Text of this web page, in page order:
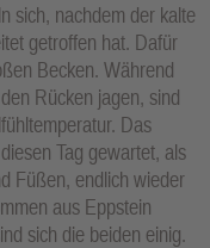
sich, nachdem der kalte
getroffen hat. Dafür
Becken. Während
Rücken jagen, sind
Das
Tag gewartet, als
Füßen, endlich wieder
aus Eppstein
sich die beiden einig.